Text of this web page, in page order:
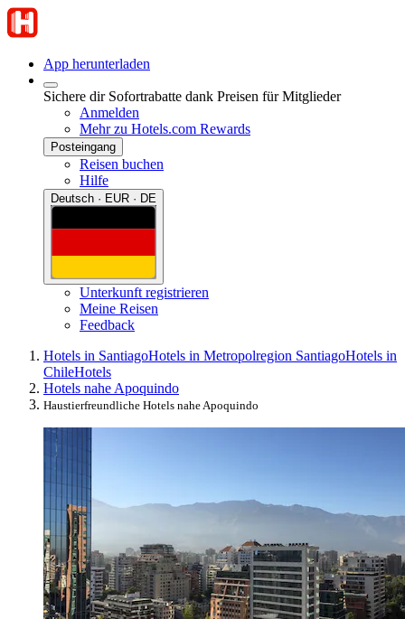
App herunterladen
Sichere dir Sofortrabatte dank Preisen für Mitglieder
Anmelden
Mehr zu Hotels.com Rewards
Posteingang
Reisen buchen
Hilfe
Deutsch · EUR · DE
Unterkunft registrieren
Meine Reisen
Feedback
Hotels in SantiagoHotels in Metropolregion SantiagoHotels in
ChileHotels
Hotels nahe Apoquindo
Haustierfreundliche Hotels nahe Apoquindo